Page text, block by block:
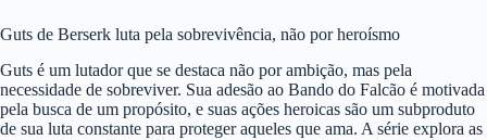
Guts de Berserk luta pela sobrevivência, não por heroísmo
Guts é um lutador que se destaca não por ambição, mas pela
necessidade de sobreviver. Sua adesão ao Bando do Falcão é motivada
pela busca de um propósito, e suas ações heroicas são um subproduto
de sua luta constante para proteger aqueles que ama. A série explora as